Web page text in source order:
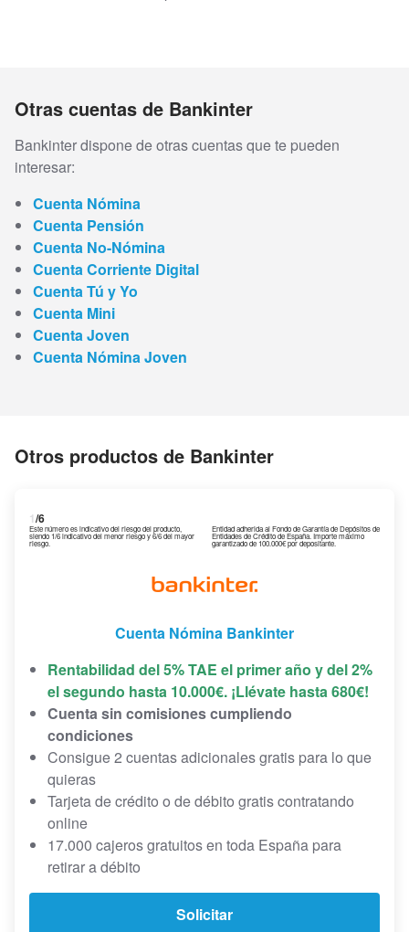
Otras cuentas de Bankinter
Bankinter dispone de otras cuentas que te pueden
interesar:
Cuenta Nómina
Cuenta Pensión
Cuenta No-Nómina
Cuenta Corriente Digital
Cuenta Tú y Yo
Cuenta Mini
Cuenta Joven
Cuenta Nómina Joven
Otros productos de Bankinter
1/6
Este número es indicativo del riesgo del producto,
siendo 1/6 indicativo del menor riesgo y 6/6 del mayor
riesgo.
Entidad adherida al Fondo de Garantía de Depósitos de
Entidades de Crédito de España. Importe máximo
garantizado de 100.000€ por depositante.
Cuenta Nómina Bankinter
Rentabilidad del 5% TAE el primer año y del 2%
el segundo hasta 10.000€. ¡Llévate hasta 680€!
Cuenta sin comisiones cumpliendo
condiciones
Consigue 2 cuentas adicionales gratis para lo que
quieras
Tarjeta de crédito o de débito gratis contratando
online
17.000 cajeros gratuitos en toda España para
retirar a débito
Solicitar